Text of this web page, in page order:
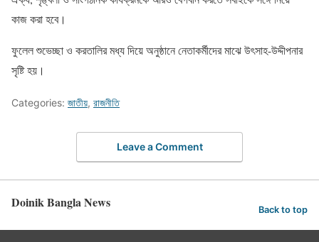
কাজ করা হবে।
ফুলেল শুভেচ্ছা ও করতালির মধ্য দিয়ে অনুষ্ঠানে নেতাকর্মীদের মাঝে উৎসাহ-উদ্দীপনার
সৃষ্টি হয়।
Categories: জাতীয়, রাজনীতি
Leave a Comment
Doinik Bangla News Back to top